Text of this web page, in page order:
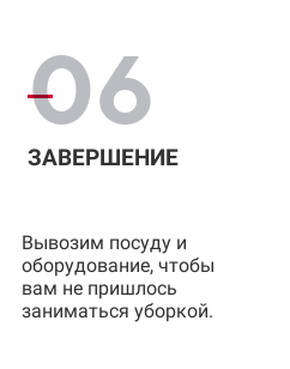
06
ЗАВЕРШЕНИЕ
Вывозим посуду и
оборудование, чтобы
вам не пришлось
заниматься уборкой.